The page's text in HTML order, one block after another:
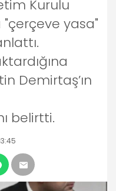
Kurulu
"çerçeve yasa"
Demirtaş’ın
belirtti.